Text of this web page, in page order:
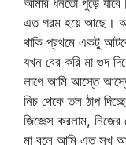
এত গরম হয়ে আছে।
থাকি প্রথমে একটু
যখন বের করি মা গুদ
লাগে আমি আস্তে আস্তে
নিচ থেকে তল ঠাপ
জিজ্ঞেস করলাম,
মা বলে আমি এত সুখ